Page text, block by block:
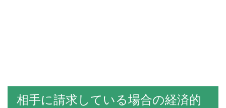
相手に請求している場合の経済的